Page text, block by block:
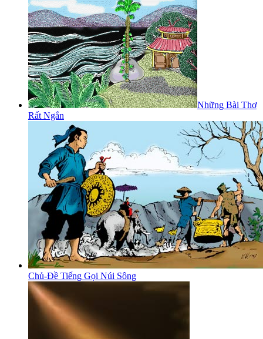
Những Bài Thơ
Rất Ngắn
Chủ-Đề Tiếng Gọi Núi Sông